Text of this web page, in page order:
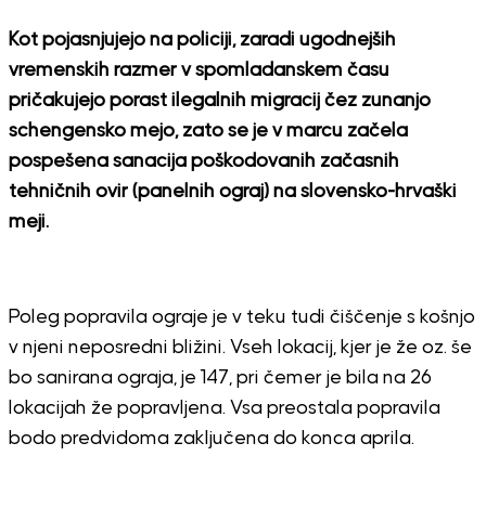
Kot pojasnjujejo na policiji, zaradi ugodnejših
vremenskih razmer v spomladanskem času
pričakujejo porast ilegalnih migracij čez zunanjo
schengensko mejo, zato se je v marcu začela
pospešena sanacija poškodovanih začasnih
tehničnih ovir (panelnih ograj) na slovensko-hrvaški
meji.
Poleg popravila ograje je v teku tudi čiščenje s košnjo
v njeni neposredni bližini. Vseh lokacij, kjer je že oz. še
bo sanirana ograja, je 147, pri čemer je bila na 26
lokacijah že popravljena. Vsa preostala popravila
bodo predvidoma zaključena do konca aprila.